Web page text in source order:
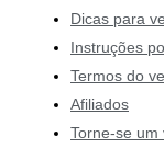
Dicas para
Instruções
Termos do
Afiliados
Torne-se um